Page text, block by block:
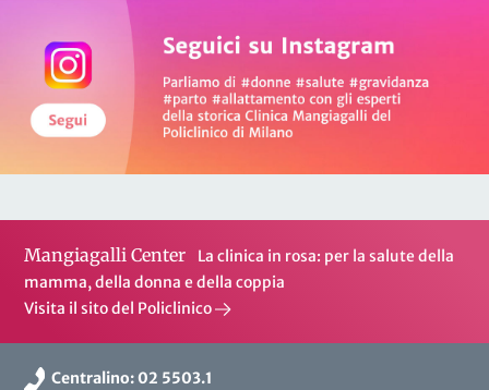
Mangiagalli Center
La clinica in rosa: per la salute della
mamma, della donna e della coppia
Visita il sito del Policlinico
Centralino: 02 5503.1